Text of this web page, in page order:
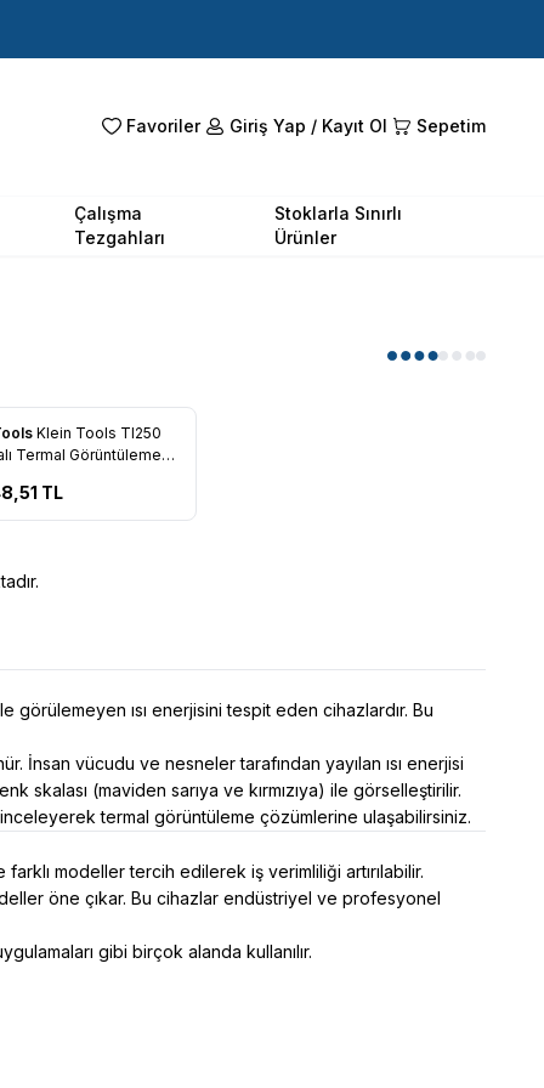
Favoriler Giriş Yap / Kayıt Ol Sepetim
Çalışma
Tezgahları
Stoklarla Sınırlı
Ürünler
Ekle
Klein Tools TI250
Termal Görüntüleme
TL
ısı enerjisini tespit eden cihazlardır. Bu
vücudu ve nesneler tarafından yayılan ısı enerjisi
skalası (maviden sarıya ve kırmızıya) ile görselleştirilir.
termal görüntüleme çözümlerine ulaşabilirsiniz.
modeller tercih edilerek iş verimliliği artırılabilir.
öne çıkar. Bu cihazlar endüstriyel ve profesyonel
gibi birçok alanda kullanılır.